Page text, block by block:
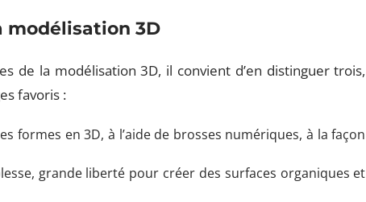
modélisation 3D
de la modélisation 3D, il convient d’en distinguer trois,
favoris :
formes en 3D, à l’aide de brosses numériques, à la façon
grande liberté pour créer des surfaces organiques et